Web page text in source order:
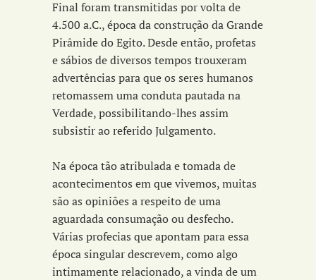
Final foram transmitidas por volta de
4.500 a.C., época da construção da Grande
Pirâmide do Egito. Desde então, profetas
e sábios de diversos tempos trouxeram
advertências para que os seres humanos
retomassem uma conduta pautada na
Verdade, possibilitando-lhes assim
subsistir ao referido Julgamento.
Na época tão atribulada e tomada de
acontecimentos em que vivemos, muitas
são as opiniões a respeito de uma
aguardada consumação ou desfecho.
Várias profecias que apontam para essa
época singular descrevem, como algo
intimamente relacionado, a vinda de um